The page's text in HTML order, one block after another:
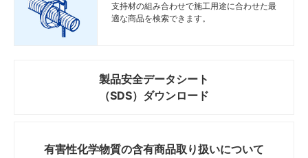
支持材の組み合わせで施工用途に合わせた最
適な商品を検索できます。
製品安全データシート
（SDS）ダウンロード
有害性化学物質の含有商品取り扱いについて